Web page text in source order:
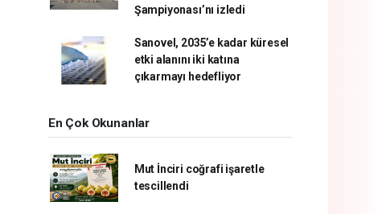
Şampiyonası’nı izledi
Sanovel, 2035’e kadar küresel
etki alanını iki katına
çıkarmayı hedefliyor
En Çok Okunanlar
Mut İnciri coğrafi işaretle
tescillendi